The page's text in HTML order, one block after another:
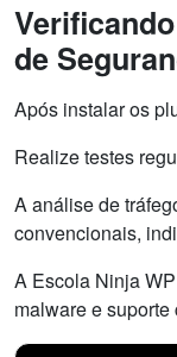
de
Após instalar os
Realize testes
A análise de
convencionais,
A Escola Ninja
malware e